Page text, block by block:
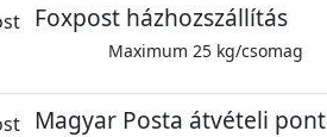
Foxpost házhozszállítás
Maximum 25 kg/csomag
Magyar Posta átvételi pont